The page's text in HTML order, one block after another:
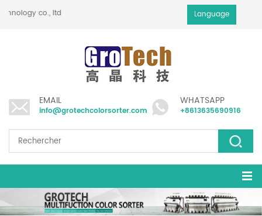
co., ltd Language
EMAIL
info@grotechcolorsorter.com
WHATSAPP
+8613635690916